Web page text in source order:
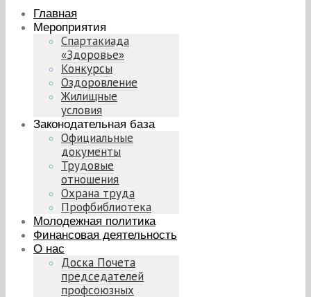
Главная
Мероприятия
Спартакиада
«Здоровье»
Конкурсы
Оздоровление
Жилищные
условия
Законодательная база
Официальные
документы
Трудовые
отношения
Охрана труда
Профбиблиотека
Молодежная политика
Финансовая деятельность
О нас
Доска Почета
председателей
профсоюзных